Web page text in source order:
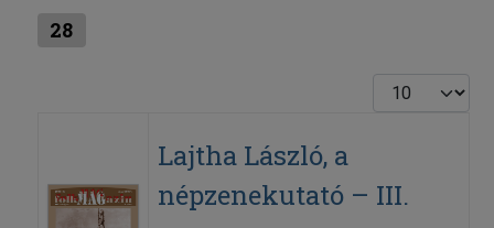
28
Display #
Lajtha László, a
népzenekutató – III.